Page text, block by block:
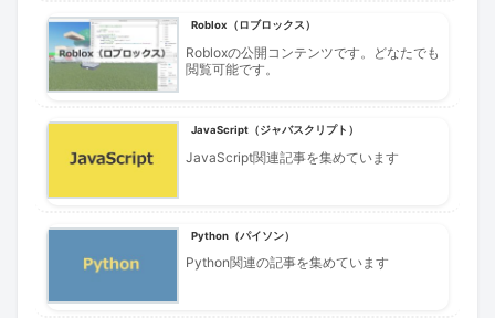
Roblox（ロブロックス）
Robloxの公開コンテンツです。どなたでも
閲覧可能です。
JavaScript（ジャバスクリプト）
JavaScript関連記事を集めています
Python（パイソン）
Python関連の記事を集めています